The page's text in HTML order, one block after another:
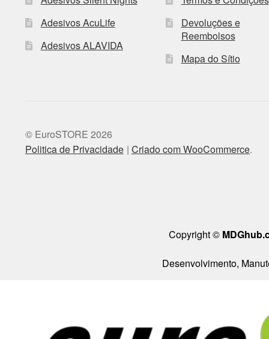
Adesivos AcuLife
Adesivos ALAVIDA
Devoluções e
Reembolsos
Mapa do Sítio
© EuroSTORE 2026
Politica de Privacidade Criado com WooCommerce.
Copyright ©
Desenvolvimento,